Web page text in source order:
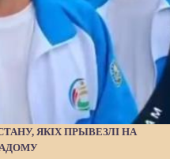
ЯКІХ ПРЫВЕЗЛІ НА